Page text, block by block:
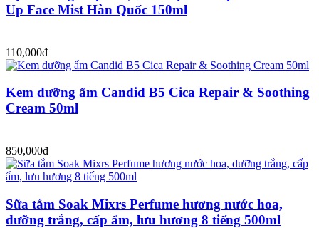
Up Face Mist Hàn Quốc 150ml
110,000đ
Kem dưỡng ẩm Candid B5 Cica Repair & Soothing
Cream 50ml
850,000đ
Sữa tắm Soak Mixrs Perfume hương nước hoa,
dưỡng trắng, cấp ẩm, lưu hương 8 tiếng 500ml